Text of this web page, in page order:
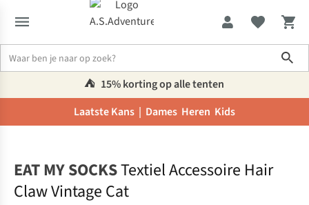
⛺️ 15% korting op alle tenten
Laatste Kans | Dames Heren Kids
EAT MY SOCKSTextiel Accessoire Hair
Claw Vintage Cat